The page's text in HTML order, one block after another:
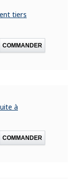
tiers
COMMANDER
à
COMMANDER